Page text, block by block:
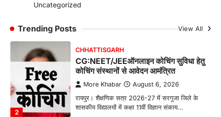
Uncategorized
Trending Posts View All
बिक्री और अन्य गंभीर अनियमितताओं के…
2
CHHATTISGARH
CG:NEET/JEEऑनलाइन कोचिंग सुविधा हेतु
कोचिंग संस्थानों से आवेदन आमंत्रित
More Khabar August 6, 2026
रायपुर। शैक्षणिक सत्र 2026-27 में सरगुजा जिले के
शासकीय विद्यालयों में कक्षा 11वीं विज्ञान संकाय…